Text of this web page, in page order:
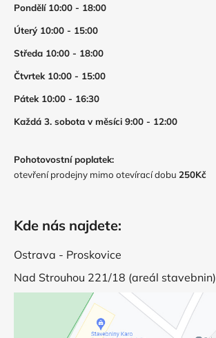
Pondělí 10:00 - 18:00
Úterý 10:00 - 15:00
Středa 10:00 - 18:00
Čtvrtek 10:00 - 15:00
Pátek 10:00 - 16:30
Každá 3. sobota v měsíci 9:00 - 12:00
Pohotovostní poplatek:
otevření prodejny mimo otevírací dobu 250Kč
Kde nás najdete:
Ostrava - Proskovice
Nad Strouhou 221/18 (areál stavebnin)